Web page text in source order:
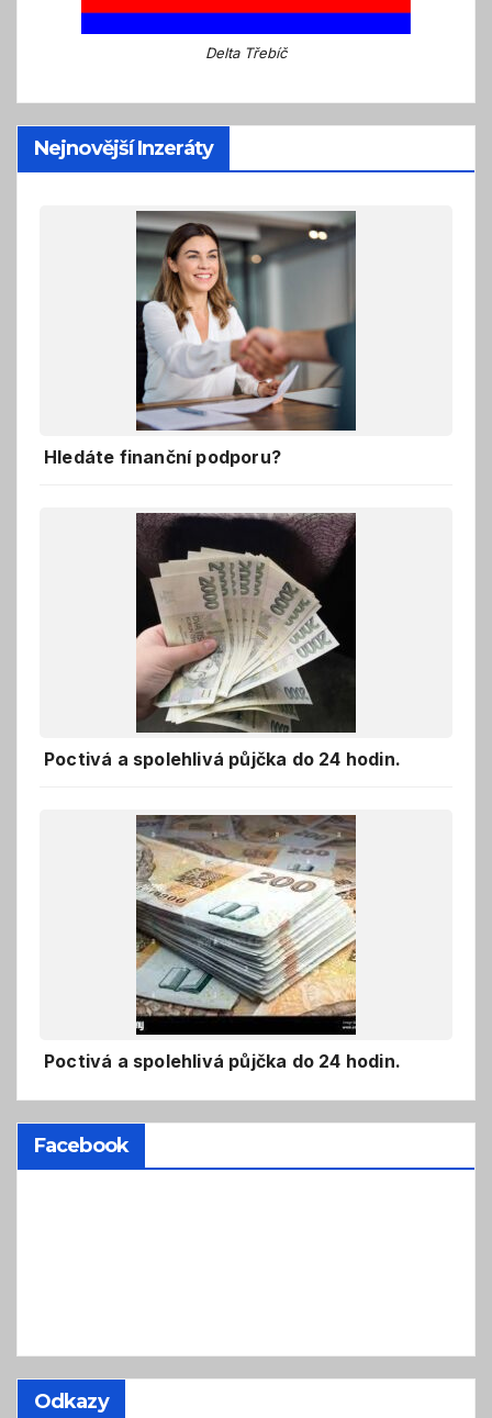
Delta Třebíč
Nejnovější Inzeráty
Hledáte finanční podporu?
Poctivá a spolehlivá půjčka do 24 hodin.
Poctivá a spolehlivá půjčka do 24 hodin.
Facebook
Odkazy